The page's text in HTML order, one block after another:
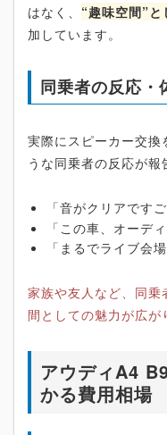
はなく、 “趣味空間”
加しています。
同乗者の反応・
実際にスピーカー交換
うな同乗者の反応が報
「音がクリアです
「この車、オーデ
「まるでライブ会
家族や友人など、同
間としての魅力が広が
アウディA4
かる費用相場